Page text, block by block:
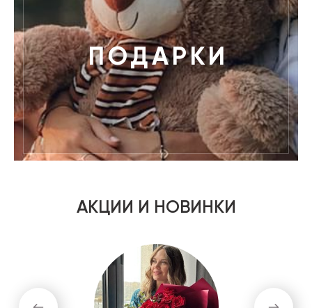
ПОДАРКИ
АКЦИИ И НОВИНКИ